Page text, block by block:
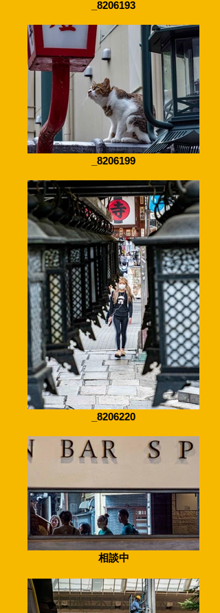
_8206193
_8206199
_8206220
相談中